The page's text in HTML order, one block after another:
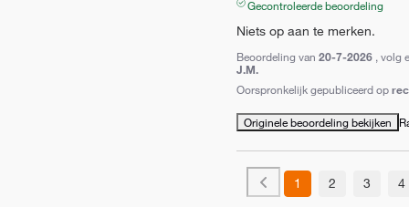
Gecontroleerde beoordeling
Niets op aan te merken.
Beoordeling van 20-7-2026 , volg
J.M.
Oorspronkelijk gepubliceerd op
Originele beoordeling bekijken
1 2 3 4